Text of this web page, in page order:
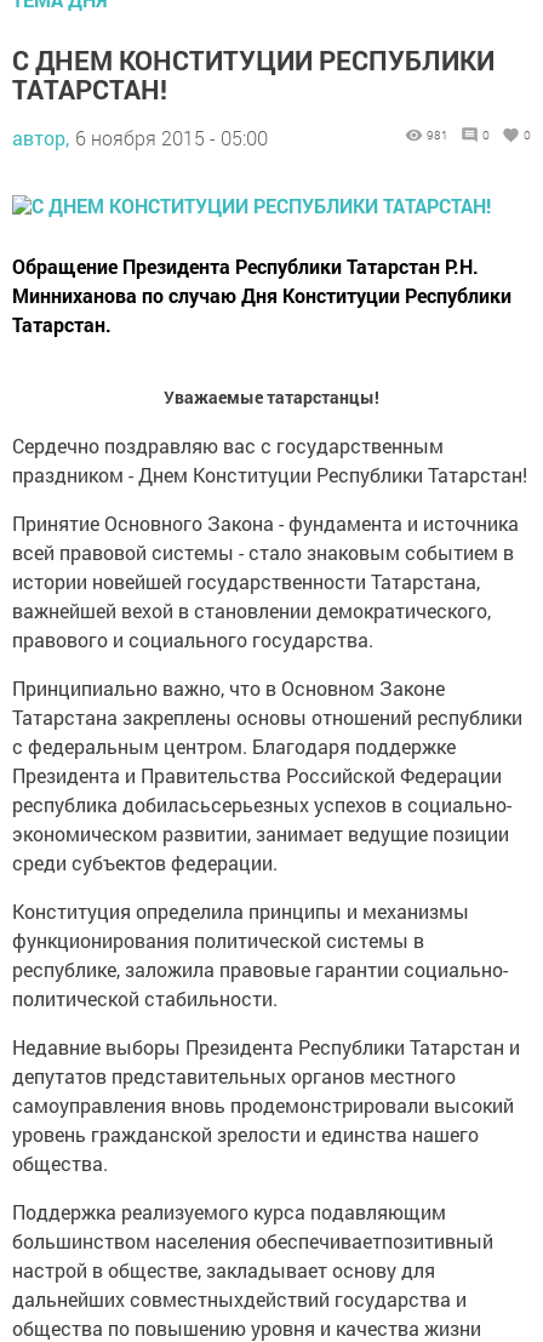
С ДНЕМ КОНСТИТУЦИИ РЕСПУБЛИКИ
ТАТАРСТАН!
автор, 6 ноября 2015 - 05:00 981 0 0
Обращение Президента Республики Татарстан Р.Н.
Минниханова по случаю Дня Конституции Республики
Татарстан.
Уважаемые татарстанцы!
Сердечно поздравляю вас с государственным
праздником - Днем Конституции Республики Татарстан!
Принятие Основного Закона - фундамента и источника
всей правовой системы - стало знаковым событием в
истории новейшей государственности Татарстана,
важнейшей вехой в становлении демократического,
правового и социального государства.
Принципиально важно, что в Основном Законе
Татарстана закреплены основы отношений республики
с федеральным центром. Благодаря поддержке
Президента и Правительства Российской Федерации
республика добиласьсерьезных успехов в социально-
экономическом развитии, занимает ведущие позиции
среди субъектов федерации.
Конституция определила принципы и механизмы
функционирования политической системы в
республике, заложила правовые гарантии социально-
политической стабильности.
Недавние выборы Президента Республики Татарстан и
депутатов представительных органов местного
самоуправления вновь продемонстрировали высокий
уровень гражданской зрелости и единства нашего
общества.
Поддержка реализуемого курса подавляющим
большинством населения обеспечиваетпозитивный
настрой в обществе, закладывает основу для
дальнейших совместныхдействий государства и
общества по повышению уровня и качества жизни